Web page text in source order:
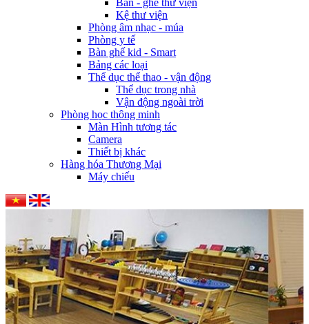
Bàn - ghế thư viện
Kệ thư viện
Phòng âm nhạc - múa
Phòng y tế
Bàn ghế kid - Smart
Bảng các loại
Thể dục thể thao - vận động
Thể dục trong nhà
Vận động ngoài trời
Phòng học thông minh
Màn Hình tương tác
Camera
Thiết bị khác
Hàng hóa Thương Mại
Máy chiếu